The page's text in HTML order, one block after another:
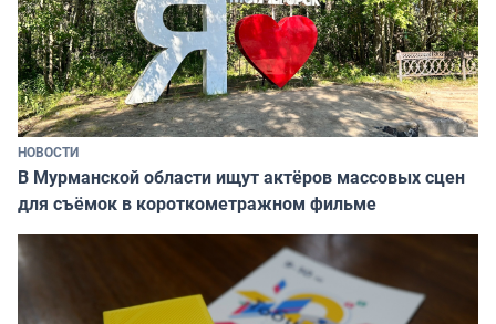
НОВОСТИ
В Мурманской области ищут актёров массовых сцен
для съёмок в короткометражном фильме